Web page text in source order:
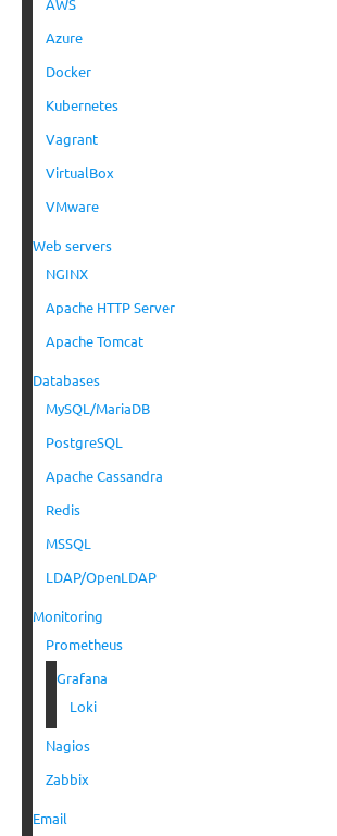
AWS
Azure
Docker
Kubernetes
Vagrant
VirtualBox
VMware
Web servers
NGINX
Apache HTTP Server
Apache Tomcat
Databases
MySQL/MariaDB
PostgreSQL
Apache Cassandra
Redis
MSSQL
LDAP/OpenLDAP
Monitoring
Prometheus
Grafana
Loki
Nagios
Zabbix
Email